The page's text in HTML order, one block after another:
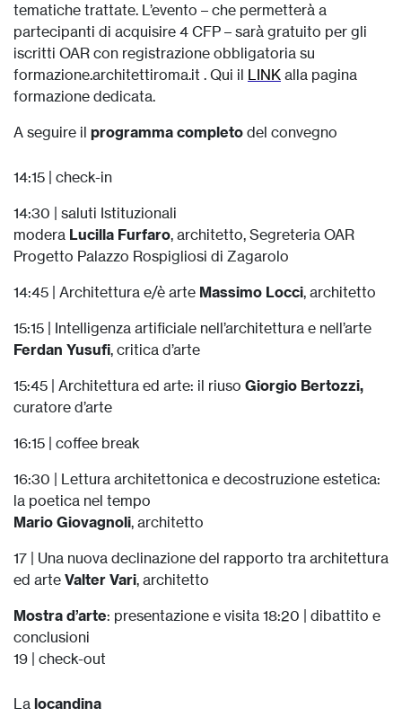
tematiche trattate. L’evento – che permetterà a
partecipanti di acquisire 4 CFP – sarà gratuito per gli
iscritti OAR con registrazione obbligatoria su
formazione.architettiroma.it . Qui il LINK alla pagina
formazione dedicata.
A seguire il programma completo del convegno
14:15 | check-in
14:30 | saluti Istituzionali
modera Lucilla Furfaro, architetto, Segreteria OAR
Progetto Palazzo Rospigliosi di Zagarolo
14:45 | Architettura e/è arte Massimo Locci, architetto
15:15 | Intelligenza artificiale nell’architettura e nell’arte
Ferdan Yusufi, critica d’arte
15:45 | Architettura ed arte: il riuso Giorgio Bertozzi,
curatore d’arte
16:15 | coffee break
16:30 | Lettura architettonica e decostruzione estetica:
la poetica nel tempo
Mario Giovagnoli, architetto
17 | Una nuova declinazione del rapporto tra architettura
ed arte Valter Vari, architetto
Mostra d’arte: presentazione e visita 18:20 | dibattito e
conclusioni
19 | check-out
La locandina